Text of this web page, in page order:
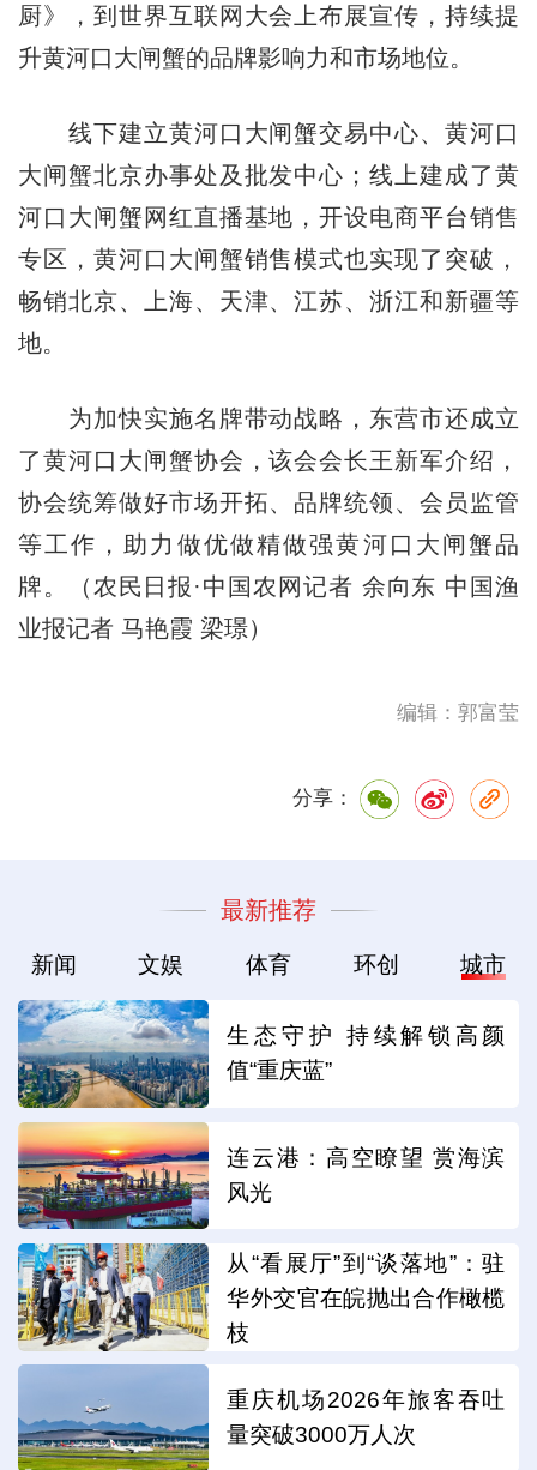
厨》，到世界互联网大会上布展宣传，持续提
升黄河口大闸蟹的品牌影响力和市场地位。
线下建立黄河口大闸蟹交易中心、黄河口
大闸蟹北京办事处及批发中心；线上建成了黄
河口大闸蟹网红直播基地，开设电商平台销售
专区，黄河口大闸蟹销售模式也实现了突破，
畅销北京、上海、天津、江苏、浙江和新疆等
地。
为加快实施名牌带动战略，东营市还成立
了黄河口大闸蟹协会，该会会长王新军介绍，
协会统筹做好市场开拓、品牌统领、会员监管
等工作，助力做优做精做强黄河口大闸蟹品
牌。（农民日报·中国农网记者 余向东 中国渔
业报记者 马艳霞 梁璟）
编辑：郭富莹
分享：
最新推荐
新闻 文娱 体育 环创 城市
生态守护 持续解锁高颜
值“重庆蓝”
连云港：高空瞭望 赏海滨
风光
从“看展厅”到“谈落地”：驻
华外交官在皖抛出合作橄榄
枝
重庆机场2026年旅客吞吐
量突破3000万人次